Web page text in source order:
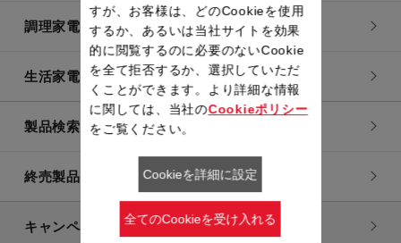
調理家電
生活家電
製品検索一覧
終売製品一覧
キャンペーン・特集
すが、お客様は、どのCookieを使用
するか、あるいは当社サイトを効果
的に閲覧するのに必要のないCookie
を全て拒否するか、選択していただ
くことができます。より詳細な情報
に関しては、当社のCookieポリシー
をご覧ください。
Cookieを詳細に設定
全てのCookieを受け入れる